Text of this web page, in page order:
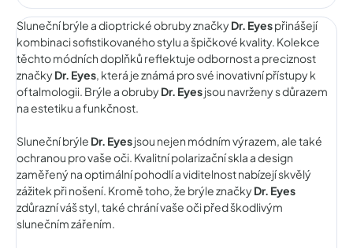
Sluneční brýle a dioptrické obruby značkyDr. Eyespřinášejí
kombinaci sofistikovaného stylu a špičkové kvality. Kolekce
těchto módních doplňků reflektuje odbornost a preciznost
značkyDr. Eyes, která je známá pro své inovativní přístupy k
oftalmologii. Brýle a obrubyDr. Eyesjsou navrženy s důrazem
na estetiku a funkčnost.
Sluneční brýle Dr. Eyesjsou nejen módním výrazem, ale také
ochranou pro vaše oči. Kvalitní polarizační skla a design
zaměřený na optimální pohodlí a viditelnost nabízejí skvělý
zážitek při nošení. Kromě toho, že brýle značkyDr. Eyes
zdůrazní váš styl, také chrání vaše oči před škodlivým
slunečním zářením.